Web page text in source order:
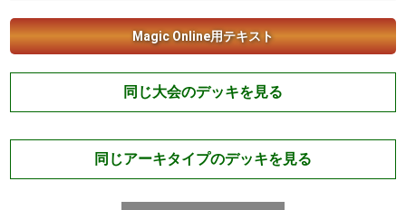
Magic Online用テキスト
同じ大会のデッキを見る
同じアーキタイプのデッキを見る